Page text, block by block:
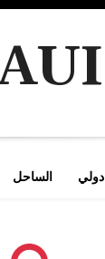
دولي الساحل